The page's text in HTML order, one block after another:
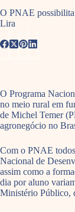
O PNAE possibilita
Lira
O Programa
no meio rural em
de Michel Temer
agronegócio no
Com o PNAE
Nacional de
assim como a
dia por aluno
Ministério Público,